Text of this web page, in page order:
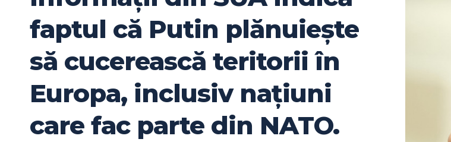
faptul că Putin plănuiește
să cucerească teritorii în
Europa, inclusiv națiuni
care fac parte din NATO.